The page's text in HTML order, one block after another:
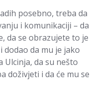
posebno, treba da
i komunikaciji – da
da se obrazujete to je
dodao da mu je jako
Ulcinja, da su nešto
doživjeti i da će mu se